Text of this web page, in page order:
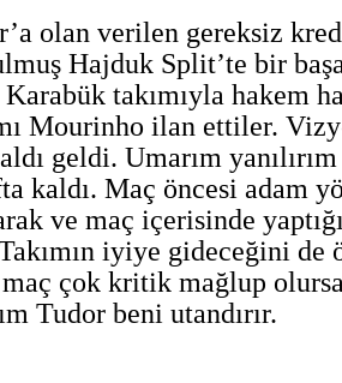
olan verilen gereksiz
Hajduk Split’te bir
takımıyla hakem
Mourinho ilan ettiler.
geldi. Umarım
kaldı. Maç öncesi adam
ve maç içerisinde
Takımın iyiye gideceğini
çok kritik mağlup
Tudor beni utandırır.